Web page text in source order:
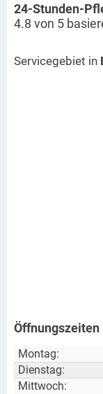
24-Stunden-
4.8 von 5
Servicegebiet in
Öffnungszeiten
Montag:
Dienstag:
Mittwoch: